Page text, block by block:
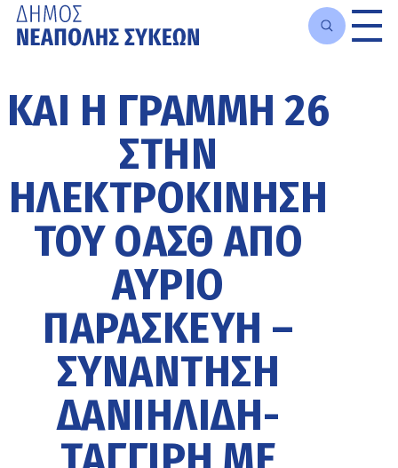
κυρίως
περιεχόμενο
ΚΑΙ Η ΓΡΑΜΜΉ 26
ΣΤΗΝ
ΗΛΕΚΤΡΟΚΊΝΗΣΗ
ΤΟΥ ΟΑΣΘ ΑΠΌ
ΑΎΡΙΟ
ΠΑΡΑΣΚΕΥΉ –
ΣΥΝΆΝΤΗΣΗ
ΔΑΝΙΗΛΊΔΗ-